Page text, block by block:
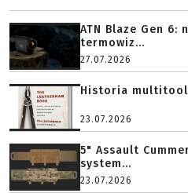
ATN Blaze Gen 6:
termowiz...
27.07.2026
Historia
23.07.2026
5" Assault
system...
23.07.2026